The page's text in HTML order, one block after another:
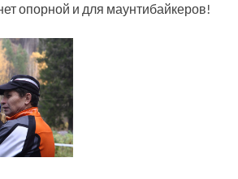
опорной и для маунтибайкеров!